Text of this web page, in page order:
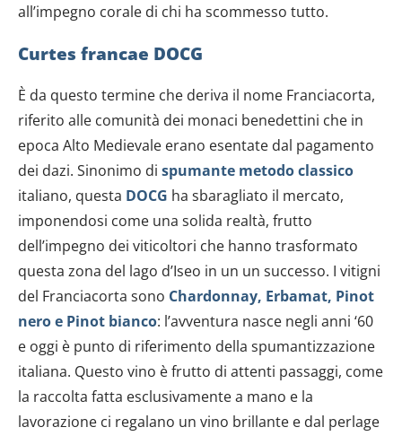
all’impegno corale di chi ha scommesso tutto.
Curtes francae DOCG
È da questo termine che deriva il nome Franciacorta,
riferito alle comunità dei monaci benedettini che in
epoca Alto Medievale erano esentate dal pagamento
dei dazi. Sinonimo di spumante metodo classico
italiano, questa DOCG ha sbaragliato il mercato,
imponendosi come una solida realtà, frutto
dell’impegno dei viticoltori che hanno trasformato
questa zona del lago d’Iseo in un un successo. I vitigni
del Franciacorta sono Chardonnay, Erbamat, Pinot
nero e Pinot bianco: l’avventura nasce negli anni ‘60
e oggi è punto di riferimento della spumantizzazione
italiana. Questo vino è frutto di attenti passaggi, come
la raccolta fatta esclusivamente a mano e la
lavorazione ci regalano un vino brillante e dal perlage